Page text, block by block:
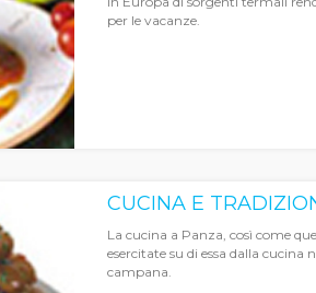
per le vacanze.
CUCINA E
La cucina a Panza, così come
esercitate su di essa dalla cucina
campana.